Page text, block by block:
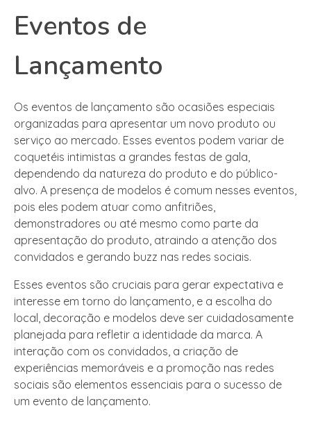
Eventos de
Lançamento
Os eventos de lançamento são ocasiões especiais
organizadas para apresentar um novo produto ou
serviço ao mercado. Esses eventos podem variar de
coquetéis intimistas a grandes festas de gala,
dependendo da natureza do produto e do público-
alvo. A presença de modelos é comum nesses eventos,
pois eles podem atuar como anfitriões,
demonstradores ou até mesmo como parte da
apresentação do produto, atraindo a atenção dos
convidados e gerando buzz nas redes sociais.
Esses eventos são cruciais para gerar expectativa e
interesse em torno do lançamento, e a escolha do
local, decoração e modelos deve ser cuidadosamente
planejada para refletir a identidade da marca. A
interação com os convidados, a criação de
experiências memoráveis e a promoção nas redes
sociais são elementos essenciais para o sucesso de
um evento de lançamento.